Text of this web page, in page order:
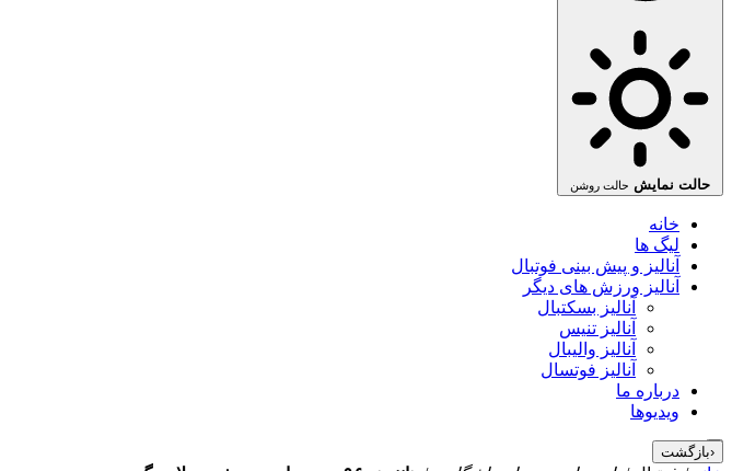
حالت نمایش حالت روشن
خانه
لیگ ها
آنالیز و پیش بینی فوتبال
آنالیز ورزش های دیگر
آنالیز بسکتبال
آنالیز تنیس
آنالیز والیبال
آنالیز فوتسال
درباره ما
ویدیوها
‹بازگشت